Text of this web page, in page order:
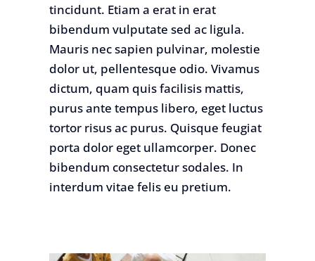
tincidunt. Etiam a erat in erat
bibendum vulputate sed ac ligula.
Mauris nec sapien pulvinar, molestie
dolor ut, pellentesque odio. Vivamus
dictum, quam quis facilisis mattis,
purus ante tempus libero, eget luctus
tortor risus ac purus. Quisque feugiat
porta dolor eget ullamcorper. Donec
bibendum consectetur sodales. In
interdum vitae felis eu pretium.